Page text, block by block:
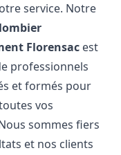
service. Notre
Florensac est
professionnels
et formés pour
vos
sommes fiers
et nos clients